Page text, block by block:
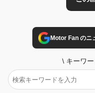
Motor Fan のニ
\ キーワ